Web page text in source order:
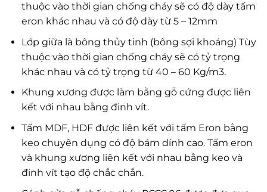
thuộc vào thời gian chống cháy sẽ có độ dày tấm
eron khác nhau và có độ dày từ 5 – 12mm
Lớp giữa là bông thủy tinh (bông sợi khoáng) Tùy
thuộc vào thời gian chống cháy sẽ có tỷ trọng
khác nhau và có tỷ trọng từ 40 – 60 Kg/m3.
Khung xương được làm bằng gỗ cứng được liên
kết với nhau bằng đinh vít.
Tấm MDF, HDF được liên kết với tấm Eron bằng
keo chuyên dụng có độ bám dính cao. Tấm eron
và khung xương liên kết với nhau bằng keo và
đinh vít tạo độ chắc chắn.